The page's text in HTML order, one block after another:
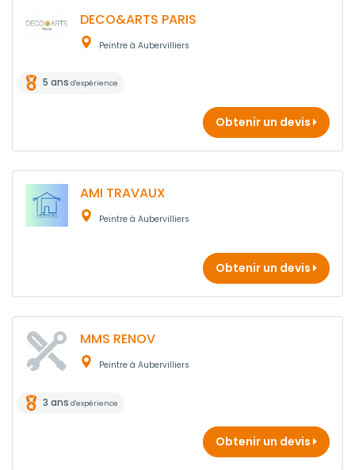
DECO&ARTS PARIS
Peintre à Aubervilliers
5 ans d'expérience
Obtenir un devis
AMI TRAVAUX
Peintre à Aubervilliers
Obtenir un devis
MMS RENOV
Peintre à Aubervilliers
3 ans d'expérience
Obtenir un devis